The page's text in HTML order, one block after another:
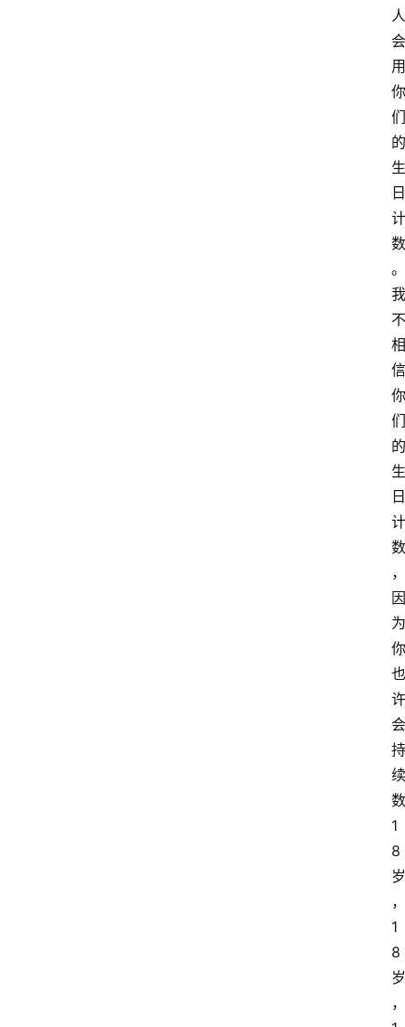
人
会
用
你
们
的
生
日
计
数
。
我
不
相
信
你
们
的
生
日
计
数
，
因
为
你
也
许
会
持
续
数
1
8
岁
，
1
8
岁
，